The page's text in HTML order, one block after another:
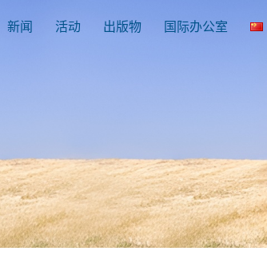
新闻 活动 出版物 国际办公室